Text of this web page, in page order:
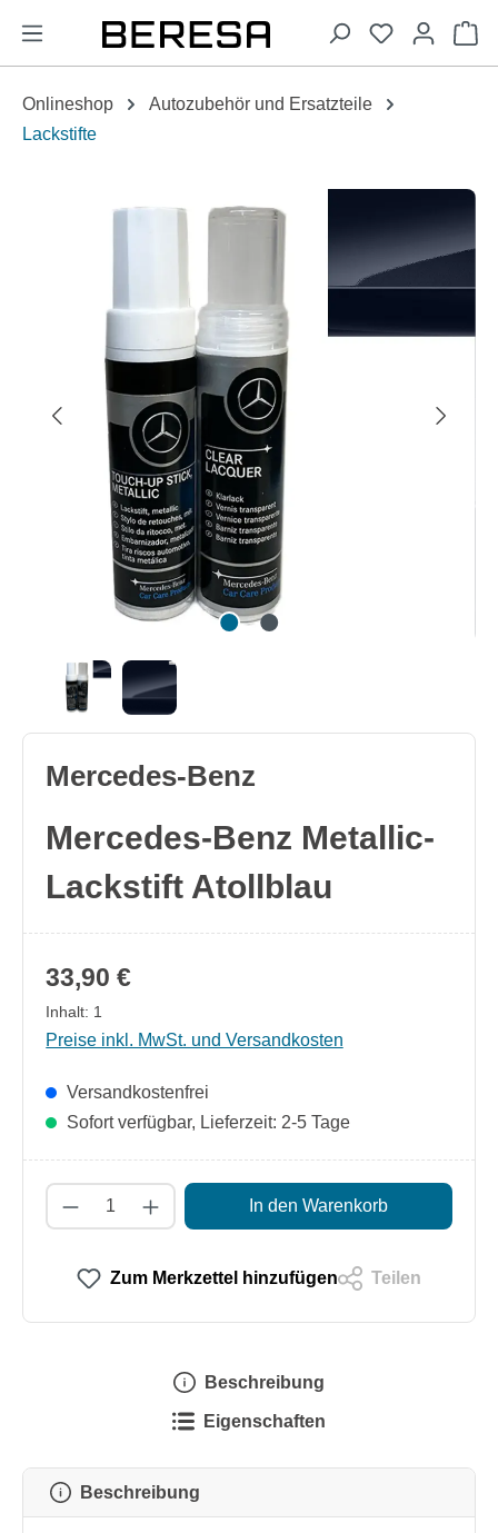
springen
Onlineshop
Autozubehör und Ersatzteile
Lackstifte
Bildergalerie überspringen
Mercedes-Benz
Mercedes-Benz Metallic-
Lackstift Atollblau
33,90 €
Inhalt: 1
Preise inkl. MwSt. und Versandkosten
Versandkostenfrei
Sofort verfügbar, Lieferzeit: 2-5 Tage
Produkt Anzahl: Gib den gewünschten
In den Warenkorb
Zum Merkzettel hinzufügen Teilen
Beschreibung
Eigenschaften
Beschreibung